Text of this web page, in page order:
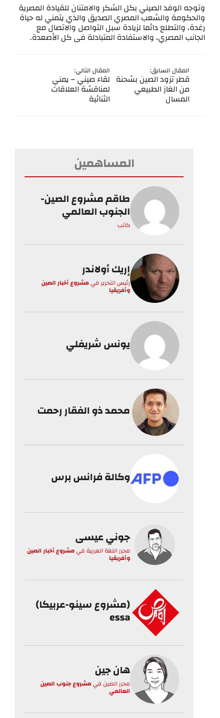
وتوجه الوفد الصيني بكل الشكر والامتنان للقيادة المصرية
والحكومة والشعب المصري الصديق والذي يتمني له حياة
رغدة، والتطلع دائما لزيادة سبل التواصل والاتصال مع
الجانب المصري، والاستفادة المتبادلة فى كل الأصعدة.
المقال السابق:
قطر تزود الصين بشحنة
من الغاز الطبيعي
المسال
المقال التالي:
لقاء صيني – يمني
لمناقشة العلاقات
الثنائية
المساهمين
طاقم مشروع الصين-
الجنوب العالمي
كاتب
إريك أولاندر
رئيس التحرير فيمشروع أخبار الصين
وأفريقيا
يونس شريفلي
محمد ذو الفقار رحمت
وكالة فرانس برس
جوني عيسى
محرر اللغة العربية فيمشروع أخبار الصين
وأفريقيا
(مشروع سينو-عربيكا)
essa
هان جين
محرر الصينفيمشروع جنوب الصين
العالمي